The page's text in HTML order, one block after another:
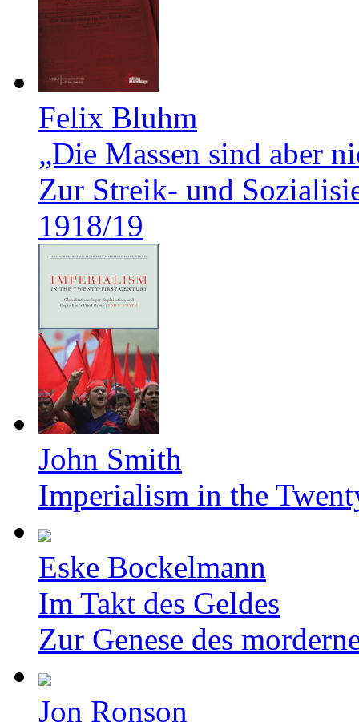
Felix Bluhm
„Die Massen sind aber
Zur Streik- und
1918/19
John Smith
Imperialism in the
Eske Bockelmann
Im Takt des Geldes
Zur Genese des
Jon Ronson